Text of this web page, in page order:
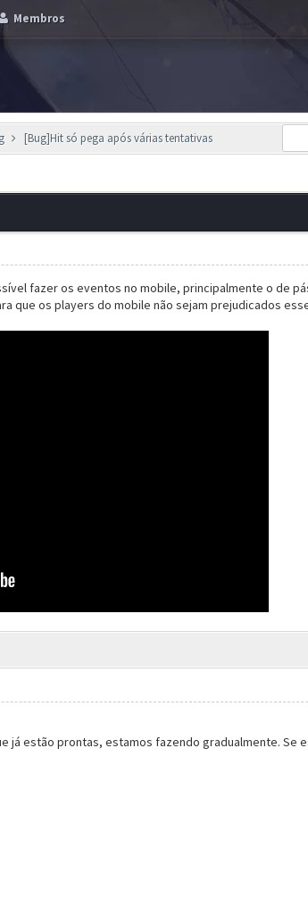
Membros
[Bug]Hit só pega após várias tentativas
fazer os eventos no mobile, principalmente o de
que os players do mobile não sejam prejudicados
já estão prontas, estamos fazendo gradualmente.